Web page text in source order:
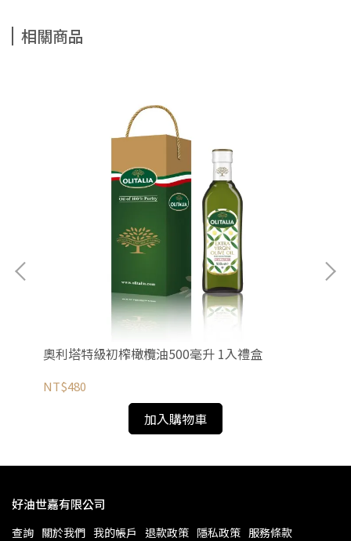
相關商品
奧利塔特級初榨橄欖油500毫升 1入禮盒
NT$480
加入購物車
好油世嘉有限公司
查詢 關於我們 我的帳戶 退款政策 隱私政策 服務條款